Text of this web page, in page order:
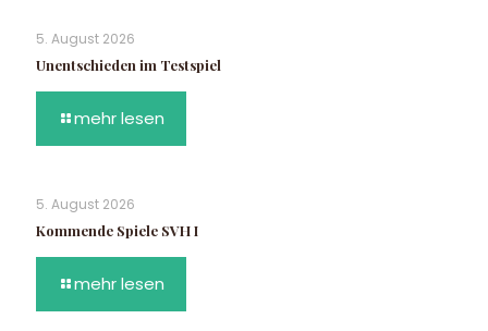
5. August 2026
Unentschieden im Testspiel
mehr lesen
5. August 2026
Kommende Spiele SVH I
mehr lesen